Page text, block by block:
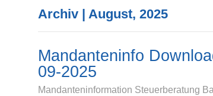
Archiv | August, 2025
Mandanteninfo
09-2025
Mandanteninformation Steuerberatung